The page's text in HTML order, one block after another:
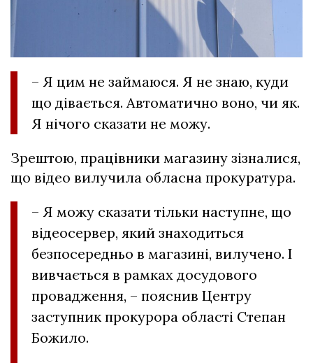
– Я цим не займаюся. Я не знаю, куди
що дівається. Автоматично воно, чи як.
Я нічого сказати не можу.
Зрештою, працівники магазину зізналися,
що відео вилучила обласна прокуратура.
– Я можу сказати тільки наступне, що
відеосервер, який знаходиться
безпосередньо в магазині, вилучено. І
вивчається в рамках досудового
провадження, – пояснив Центру
заступник прокурора області Степан
Божило.